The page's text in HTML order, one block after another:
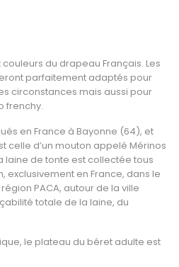
du drapeau Français. Les
parfaitement adaptés pour
circonstances mais aussi pour
frenchy.
en France à Bayonne (64), et
celle d’un mouton appelé Mérinos
laine de tonte est collectée tous
exclusivement en France, dans le
PACA, autour de la ville
totale de la laine, du
le plateau du béret adulte est